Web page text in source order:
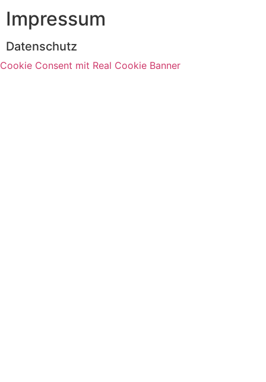
Impressum
Datenschutz
Cookie Consent mit Real Cookie Banner